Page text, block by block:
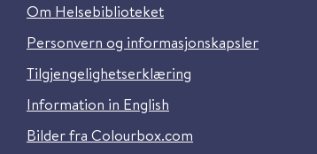
Om Helsebiblioteket
Personvern og informasjonskapsler
Tilgjengelighetserklæring
Information in English
Bilder fra Colourbox.com